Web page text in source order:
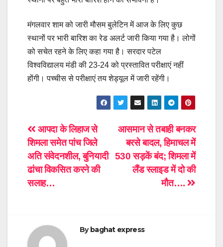
मंगलवार शाम को जारी मौसम बुलेटिन में आज के लिए कुछ
स्थानों पर भारी बारिश का रेड अलर्ट जारी किया गया है। लोगों
को सचेत रहने के लिए कहा गया है। सरदार पटेल
विश्वविद्यालय मंडी की 23-24 को प्रस्तावित परीक्षाएं नहीं
होंगी। पच्चीस से परीक्षाएं तय शेड्यूल में जारी रहेंगी।
Post
navigation
आसमान से तबाही बनकर
बरसे बादल, हिमाचल में
530 सड़कें बंद; शिमला में
लैंड स्लाइड में दो की
मौत….
आपदा के लिहाज से
शिमला समेत पांच जिले
अति संवेदनशील, बुनियादी
ढांचा विकसित करने की
सलाह…
Bybaghat express